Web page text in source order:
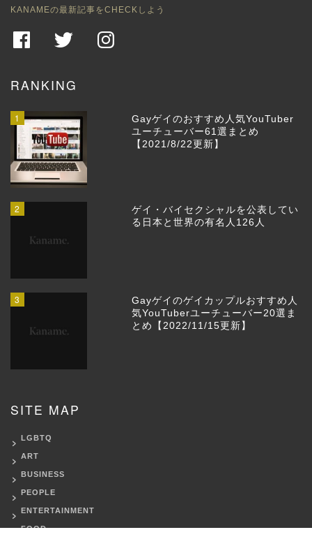
KANAMEの最新記事をCHECKしよう
RANKING
1
Gayゲイのおすすめ人気YouTuber
ユーチューバー61選まとめ
【2021/8/22更新】
2
ゲイ・バイセクシャルを公表してい
る日本と世界の有名人126人
3
Gayゲイのゲイカップルおすすめ人
気YouTuberユーチューバー20選ま
とめ【2022/11/15更新】
SITE MAP
LGBTQ
ART
BUSINESS
PEOPLE
ENTERTAINMENT
FOOD